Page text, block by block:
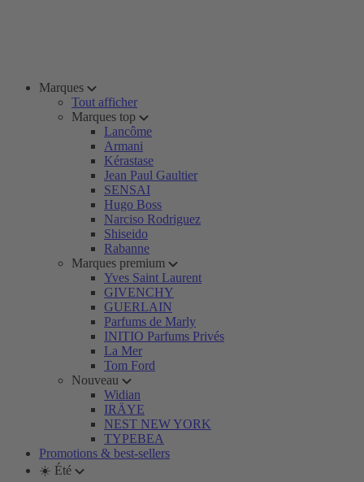
Marques
Tout afficher
Marques top
Lancôme
Armani
Kérastase
Jean Paul Gaultier
SENSAI
Hugo Boss
Narciso Rodriguez
Shiseido
Rabanne
Marques premium
Yves Saint Laurent
GIVENCHY
GUERLAIN
Parfums de Marly
INITIO Parfums Privés
La Mer
Tom Ford
Nouveau
Widian
IRÄYE
NEST NEW YORK
TYPEBEA
Promotions & best-sellers
☀️ Été